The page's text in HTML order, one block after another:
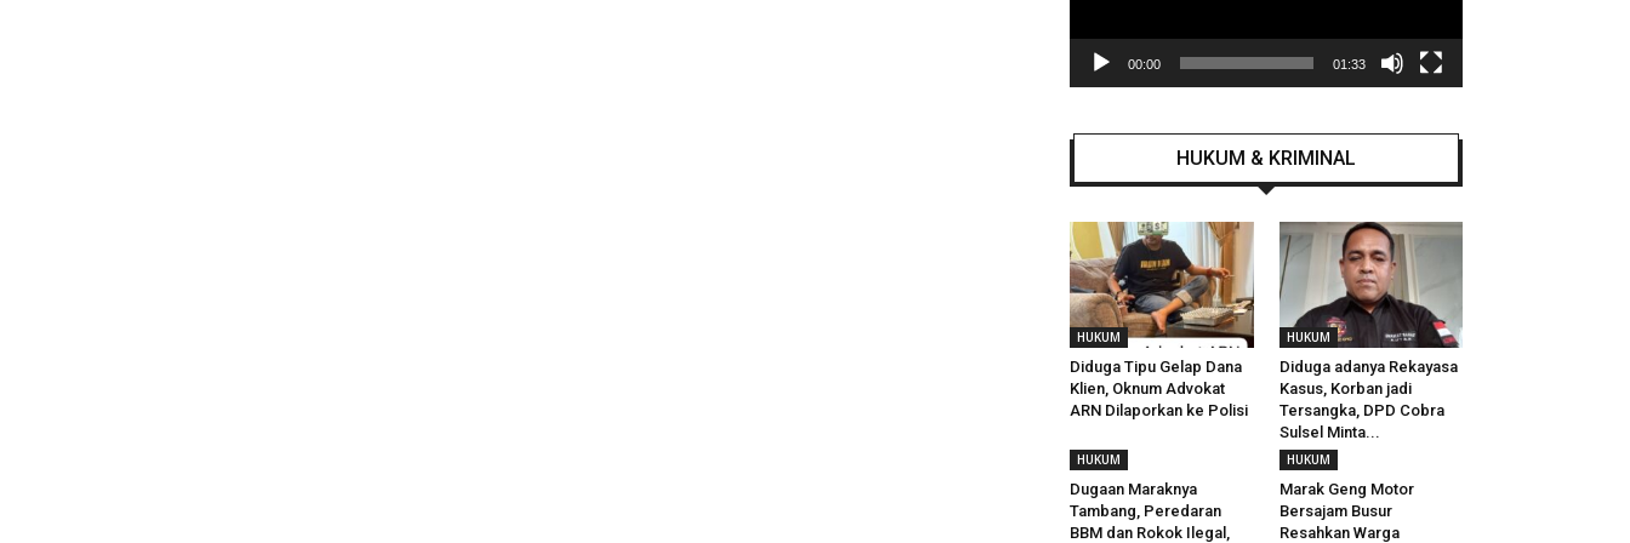
00:00 01:33
HUKUM & KRIMINAL
HUKUM
Diduga Tipu Gelap Dana
Klien, Oknum Advokat
ARN Dilaporkan ke Polisi
HUKUM
Diduga adanya Rekayasa
Kasus, Korban jadi
Tersangka, DPD Cobra
Sulsel Minta...
HUKUM
Dugaan Maraknya
Tambang, Peredaran
BBM dan Rokok Ilegal,
HUKUM
Marak Geng Motor
Bersajam Busur
Resahkan Warga